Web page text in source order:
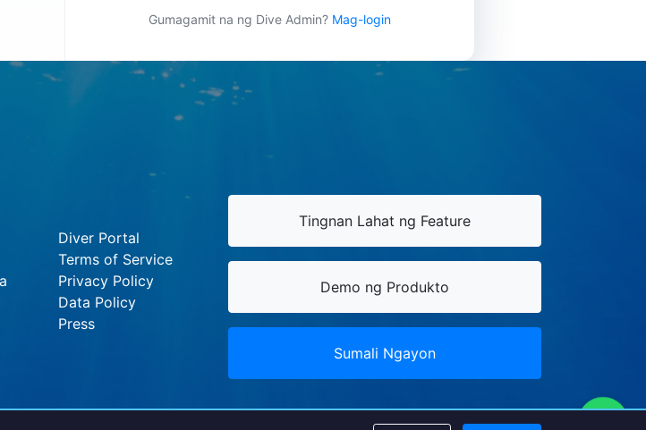
Gumagamit na ng Dive Admin? Mag-login
Diver Portal
Terms of Service
Privacy Policy
Data Policy
Press
Tingnan Lahat ng Feature
Demo ng Produkto
Sumali Ngayon